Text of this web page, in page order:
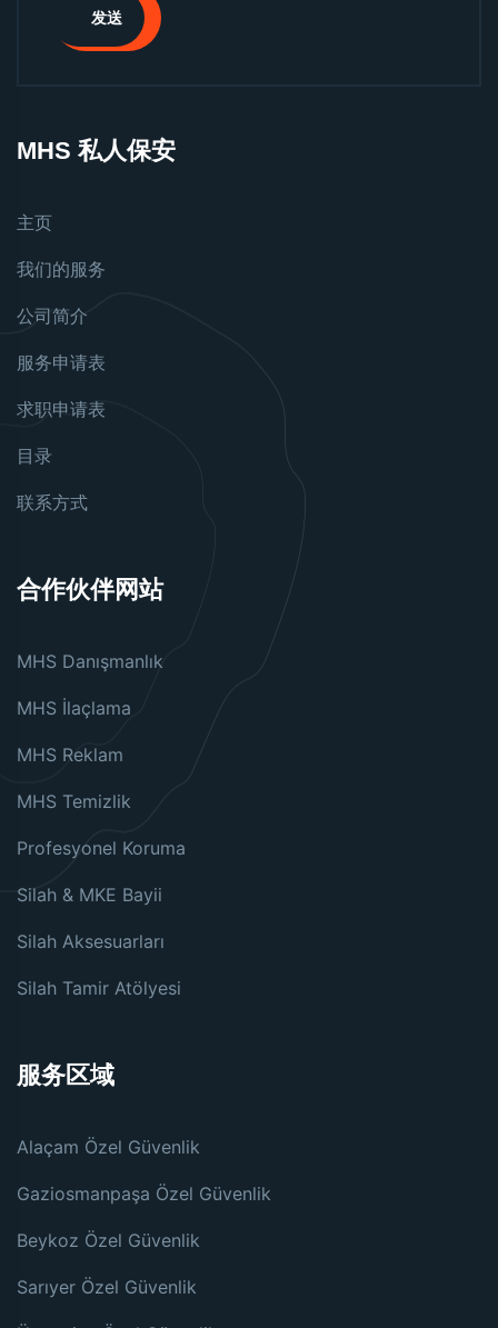
发送
MHS 私人保安
主页
我们的服务
公司简介
服务申请表
求职申请表
目录
联系方式
合作伙伴网站
MHS Danışmanlık
MHS İlaçlama
MHS Reklam
MHS Temizlik
Profesyonel Koruma
Silah & MKE Bayii
Silah Aksesuarları
Silah Tamir Atölyesi
服务区域
Alaçam Özel Güvenlik
Gaziosmanpaşa Özel Güvenlik
Beykoz Özel Güvenlik
Sarıyer Özel Güvenlik